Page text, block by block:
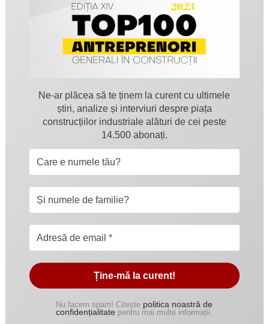
Ne-ar plăcea să te ținem la curent cu ultimele
știri, analize și interviuri despre piața
construcțiilor industriale alături de cei peste
14.500 abonați.
Nu facem spam! Citește politica noastră de
confidențialitate pentru mai multe informații.